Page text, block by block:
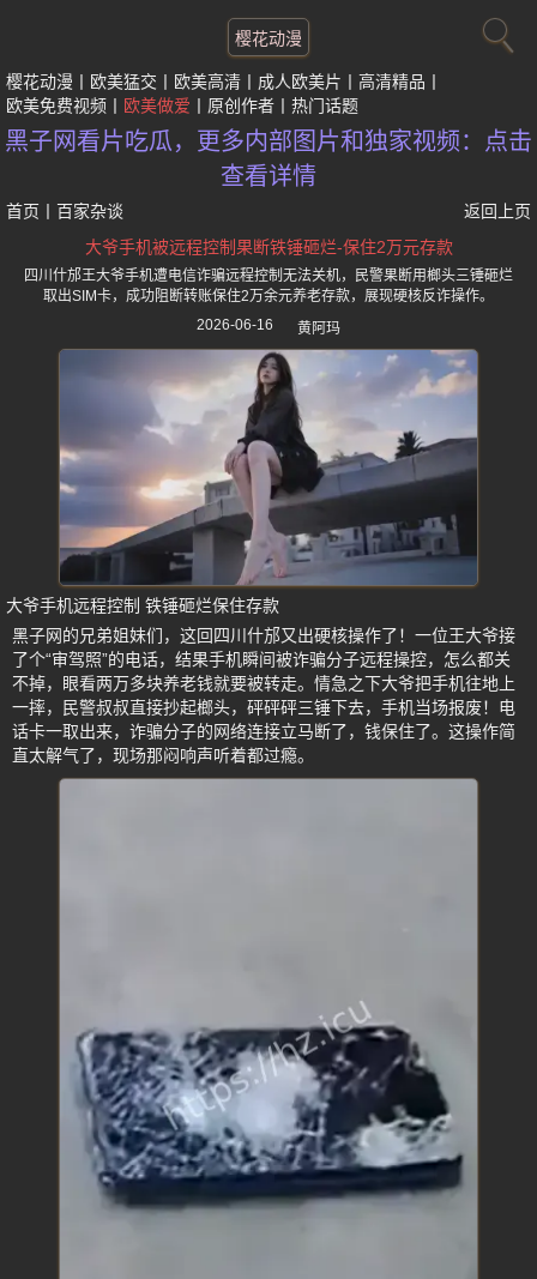
樱花动漫
樱花动漫 欧美猛交 欧美高清 成人欧美片
高清精品
欧美免费视频
欧美做爱 原创作者 热门话题
黑子网看片吃瓜，更多内部图片和独家视频：点击
查看详情
首页 百家杂谈
返回上页
大爷手机被远程控制果断铁锤砸烂-保住2万元存款
四川什邡王大爷手机遭电信诈骗远程控制无法关机，民警果断用榔头三锤砸烂
取出SIM卡，成功阻断转账保住2万余元养老存款，展现硬核反诈操作。
2026-06-16
黄阿玛
大爷手机远程控制 铁锤砸烂保住存款
黑子网的兄弟姐妹们，这回四川什邡又出硬核操作了！一位王大爷接
了个“审驾照”的电话，结果手机瞬间被诈骗分子远程操控，怎么都关
不掉，眼看两万多块养老钱就要被转走。情急之下大爷把手机往地上
一摔，民警叔叔直接抄起榔头，砰砰砰三锤下去，手机当场报废！电
话卡一取出来，诈骗分子的网络连接立马断了，钱保住了。这操作简
直太解气了，现场那闷响声听着都过瘾。